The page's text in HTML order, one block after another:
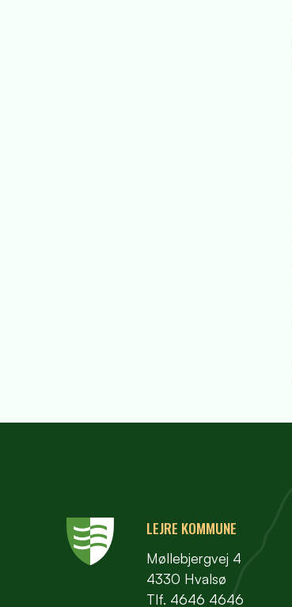
LEJRE KOMMUNE
Møllebjergvej 4
4330 Hvalsø
Tlf. 4646 4646